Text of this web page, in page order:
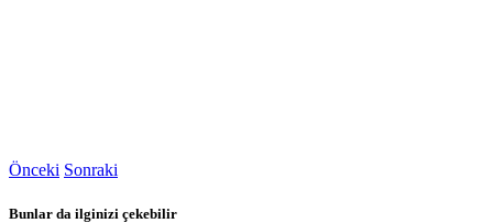
Önceki Sonraki
Bunlar da ilginizi çekebilir